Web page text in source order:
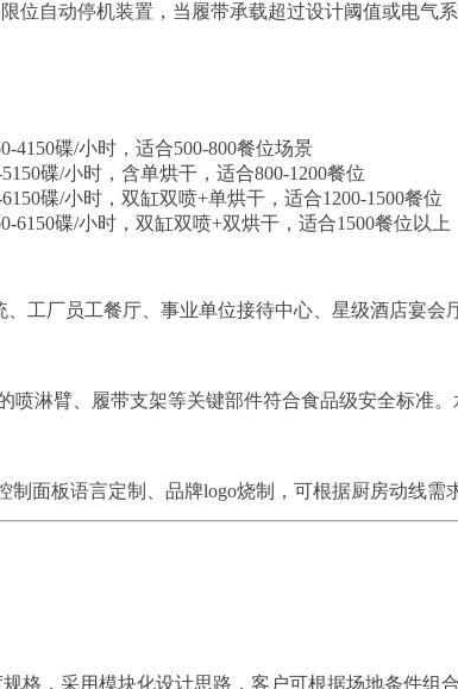
位自动停机装置，当履带承载超过设计阈值或电气
4150碟/小时，适合500-800餐位场景
碟/小时，含单烘干，适合800-1200餐位
碟/小时，双缸双喷+单烘干，适合1200-1500餐位
6150碟/小时，双缸双喷+双烘干，适合1500餐位以上
工厂员工餐厅、事业单位接待中心、星级酒店宴会
喷淋臂、履带支架等关键部件符合食品级安全标准
面板语言定制、品牌logo烧制，可根据厨房动线
格，采用模块化设计思路，客户可根据场地条件